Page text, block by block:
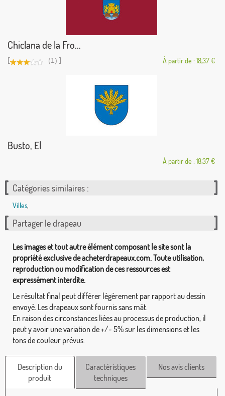
Chiclana de la Fro...
[ (1) ] À partir de : 18,37 €
Busto, El
À partir de : 18,37 €
Catégories similaires :
Villes,
Partager le drapeau
Les images et tout autre élément composant le site sont la
propriété exclusive de acheterdrapeaux.com. Toute utilisation,
reproduction ou modification de ces ressources est
expressément interdite.
Le résultat final peut différer légèrement par rapport au dessin
envoyé. Les drapeaux sont fournis sans mât.
En raison des circonstances liées au processus de production, il
peut y avoir une variation de +/- 5% sur les dimensions et les
tons de couleur prévus.
Description du
produit
Caractéristiques
techniques
Nos avis clients